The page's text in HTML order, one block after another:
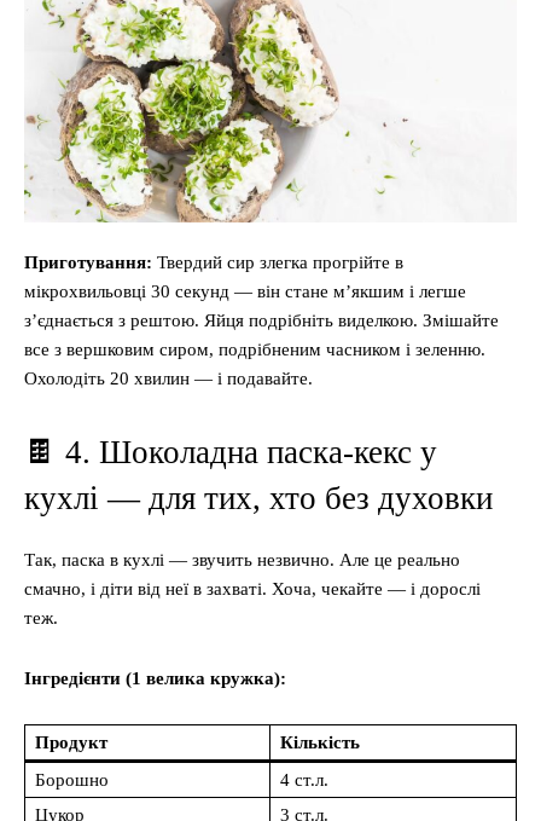
Приготування: Твердий сир злегка прогрійте в
мікрохвильовці 30 секунд — він стане м’якшим і легше
з’єднається з рештою. Яйця подрібніть виделкою. Змішайте
все з вершковим сиром, подрібненим часником і зеленню.
Охолодіть 20 хвилин — і подавайте.
🍫 4. Шоколадна паска-кекс у
кухлі — для тих, хто без духовки
Так, паска в кухлі — звучить незвично. Але це реально
смачно, і діти від неї в захваті. Хоча, чекайте — і дорослі
теж.
Інгредієнти (1 велика кружка):
Продукт
Кількість
Борошно
4 ст.л.
Цукор
3 ст.л.